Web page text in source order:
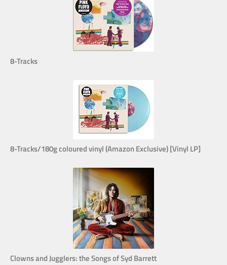
8-Tracks
8-Tracks/180g coloured vinyl (Amazon Exclusive) [Vinyl LP]
Clowns and Jugglers: the Songs of Syd Barrett